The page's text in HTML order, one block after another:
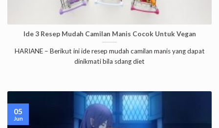
Ide 3 Resep Mudah Camilan Manis Cocok Untuk Vegan
HARIANE – Berikut ini ide resep mudah camilan manis yang dapat
dinikmati bila sdang diet
05
Jun